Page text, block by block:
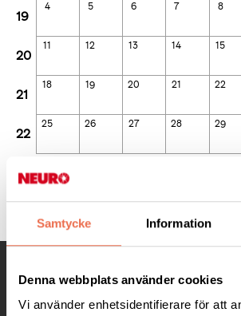
Samtycke Information
Denna webbplats använder cookies
Vi använder enhetsidentifierare för att
19
4 5 6 7 8
20
11 12 13 14 15
21
18 19 20 21 22
22
25 26 27 28 29
Dagar som är fetmarkerade och med färg-
Klicka på en dag för att se dessa aktiviteter.